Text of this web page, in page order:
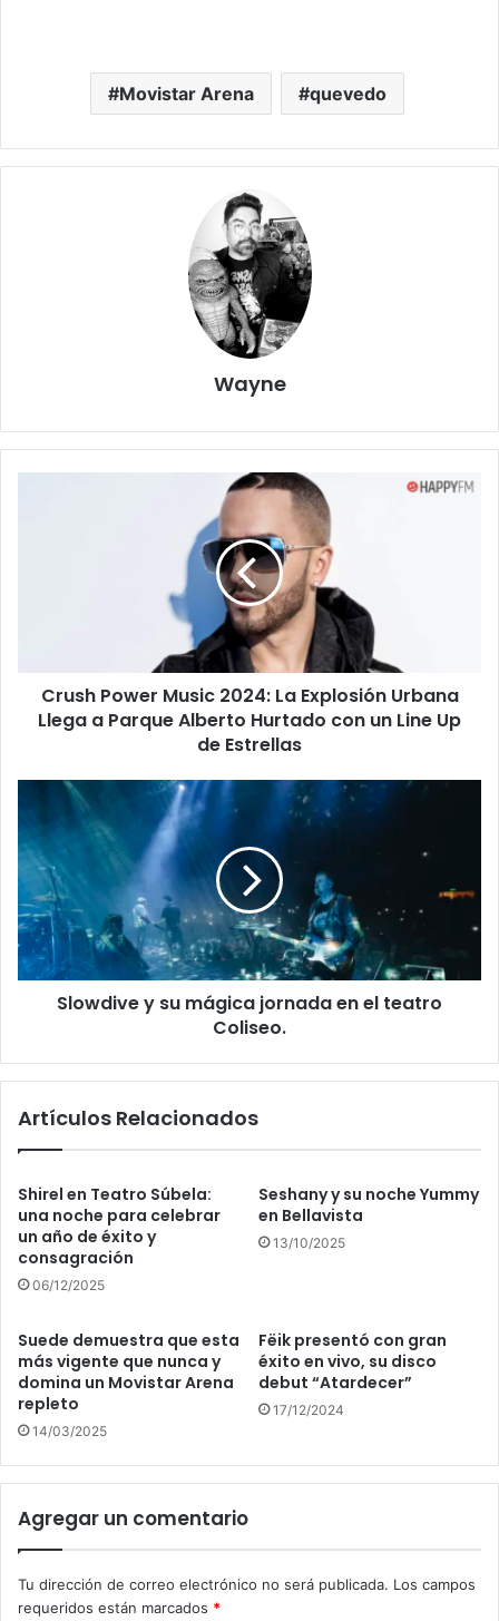
Movistar Arena quevedo
Wayne
Crush Power Music 2024: La Explosión Urbana
Llega a Parque Alberto Hurtado con un Line Up
de Estrellas
Slowdive y su mágica jornada en el teatro
Coliseo.
Artículos Relacionados
Shirel en Teatro Súbela:
una noche para celebrar
un año de éxito y
consagración
06/12/2025
Seshany y su noche Yummy
en Bellavista
13/10/2025
Suede demuestra que esta
más vigente que nunca y
domina un Movistar Arena
repleto
14/03/2025
Fëik presentó con gran
éxito en vivo, su disco
debut “Atardecer”
17/12/2024
Agregar un comentario
Tu dirección de correo electrónico no será publicada. Los campos
requeridos están marcados *